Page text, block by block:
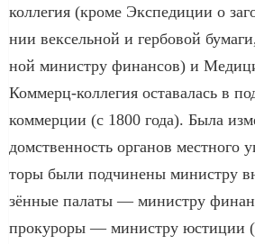
кол­ле­гия (кро­ме Экс­пе­ди­ции о
нии век­сель­ной и гер­бо­вой
ной ми­ни­ст­ру фи­нан­сов) и
Ком­мерц-кол­ле­гия ос­та­ва­лась в
ком­мер­ции (с 1800 года). Была
дом­ст­вен­ность ор­га­нов ме­ст­но­го
то­ры бы­ли под­чи­не­ны ми­ни­ст­ру
зён­ные па­ла­ты — ми­ни­ст­ру
про­ку­ро­ры — ми­ни­ст­ру юс­ти­ции